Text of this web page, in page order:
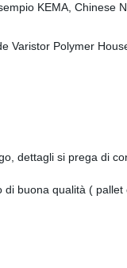
KEMA, Chinese
dettagli si prega di
buona qualità (